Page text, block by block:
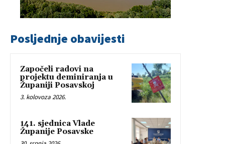
Posljednje obavijesti
Započeli radovi na
projektu deminiranja u
Županiji Posavskoj
3. kolovoza 2026.
141. sjednica Vlade
Županije Posavske